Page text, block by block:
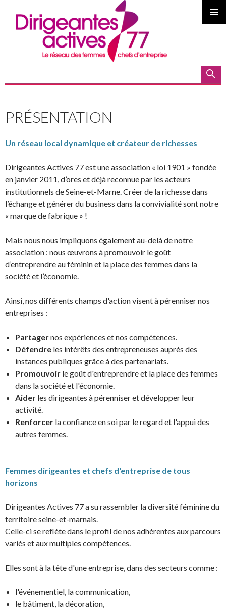
PRÉSENTATION
Un réseau local dynamique et créateur de richesses
Dirigeantes Actives 77 est une association « loi 1901 » fondée
en janvier 2011, d’ores et déjà reconnue par les acteurs
institutionnels de Seine-et-Marne. Créer de la richesse dans
l’échange et générer du business dans la convivialité sont notre
« marque de fabrique » !
Mais nous nous impliquons également au-delà de notre
association : nous œuvrons à promouvoir le goût
d’entreprendre au féminin et la place des femmes dans la
société et l’économie.
Ainsi, nos différents champs d'action visent à pérenniser nos
entreprises :
Partagernos expériences et nos compétences.
Défendre les intérêts des entrepreneuses auprès des
instances publiques grâce à des partenariats.
Promouvoir le goût d'entreprendre et la place des femmes
dans la société et l'économie.
Aider les dirigeantes à pérenniser et développer leur
activité.
Renforcer la confiance en soi par le regard et l'appui des
autres femmes.
Femmes dirigeantes et chefs d'entreprise de tous
horizons
Dirigeantes Actives 77 a su rassembler la diversité féminine du
territoire seine-et-marnais.
Celle-ci se reflète dans le profil de nos adhérentes aux parcours
variés et aux multiples compétences.
Elles sont à la tête d'une entreprise, dans des secteurs comme :
l'événementiel, la communication,
le bâtiment, la décoration,